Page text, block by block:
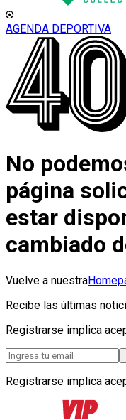
AGENDA DEPORTIVA
No
página
estar
cambiado
Vuelve a nuestra
Recibe las últimas
Registrarse implica
Registrarse implica